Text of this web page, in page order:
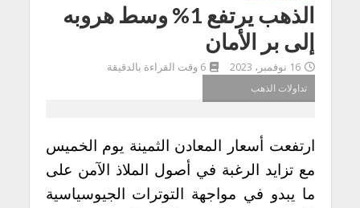
الذهب يرتفع 1% وسط هروبه
إلى بر الأمان
16 نوفمبر، 2023
6 وقت القراءة بالدقيقة
تداولات الذهب
ارتفعت أسعار المعادن الثمينة يوم الخميس
مع تزايد الرغبة في أصول الملاذ الآمن على
ما يبدو في مواجهة التوترات الجيوسياسية